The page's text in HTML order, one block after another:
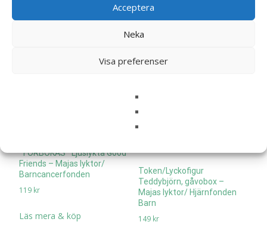
Acceptera
Neka
Visa preferenser
*FÖRBOKAS* Ljuslykta Good
Friends – Majas lyktor/
Barncancerfonden
119 kr
Läs mera & köp
Token/Lyckofigur
Teddybjörn, gåvobox –
Majas lyktor/ Hjärnfonden
Barn
149 kr